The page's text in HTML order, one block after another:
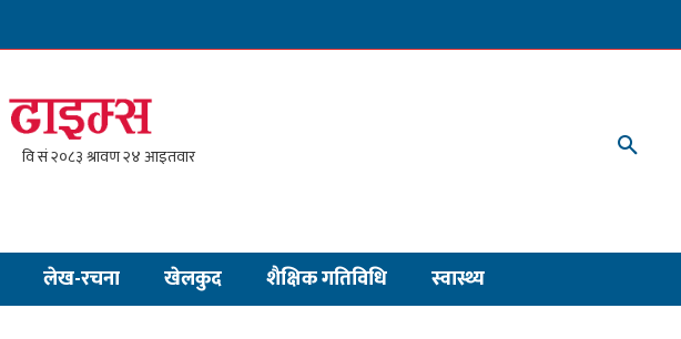
लेख-रचना खेलकुद शैक्षिक गतिविधि स्वास्थ्य